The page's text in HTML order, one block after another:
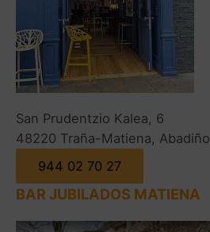
San Prudentzio Kalea, 6
48220 Traña-Matiena, Abadiño
944 02 70 27
BAR JUBILADOS MATIENA